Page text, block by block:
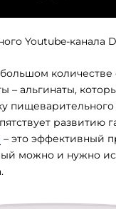
Youtube-канала
– альгинаты,
пищеварительного
развитию
– это эффективный
можно и нужно